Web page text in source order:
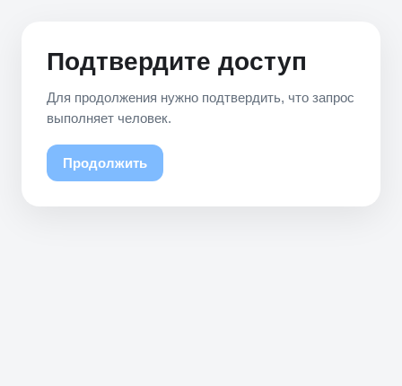
Подтвердите доступ
Для продолжения нужно подтвердить, что запрос
выполняет человек.
Продолжить